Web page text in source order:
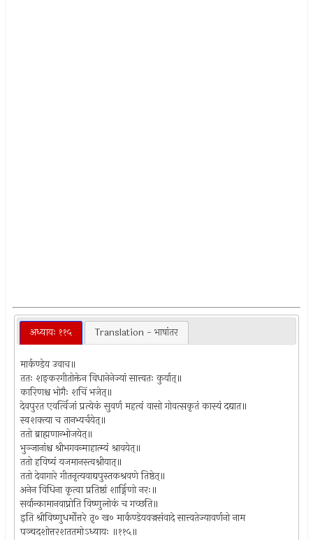
अध्यायः ११५ Translation - भाषांतर
मार्कण्डेय उवाच॥
ततः शङ्करगीतोक्तेन विधानेनेज्यां सात्त्वतः कुर्यात्॥
कारिणश्च भोगैः शचिं भजेत्॥
देवपुरत एवर्त्विजां प्रत्येकं सुवर्ण महत्वं वासो गोवत्सकृतं कास्यं दद्यात॥
स्वशक्त्या च तानभ्यर्चयेत्॥
ततो ब्राह्मणान्भोजयेत्॥
भुञ्जानांश्च श्रीभगवन्माहात्म्यं श्रावयेत्॥
ततो हविष्यं यजमानस्त्वश्नीयात्॥
ततो देवागारे गीतनृत्यवाद्यपुस्तकश्रवणे तिष्ठेत्॥
अनेन विधिना कृत्वा प्रतिष्ठां शार्ङ्गिणो नरः॥
सर्वान्कामानवाप्नोति विष्णुलोकं च गच्छति॥
इति श्रीविष्णुधर्मोत्तरे तृ० ख० मार्कण्डेयवज्रसंवादे सात्त्वतेज्यावर्णनो नाम
पञ्चदशोत्तरशततमोऽध्यायः ॥११५॥